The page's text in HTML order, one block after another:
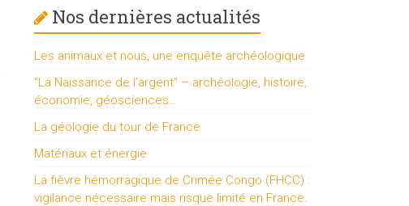
Nos dernières actualités
Les animaux et nous, une enquête archéologique
“La Naissance de l’argent” – archéologie, histoire,
économie, géosciences…
La géologie du tour de France
Matériaux et énergie
La fièvre hémorragique de Crimée Congo (FHCC) :
vigilance nécessaire mais risque limité en France.